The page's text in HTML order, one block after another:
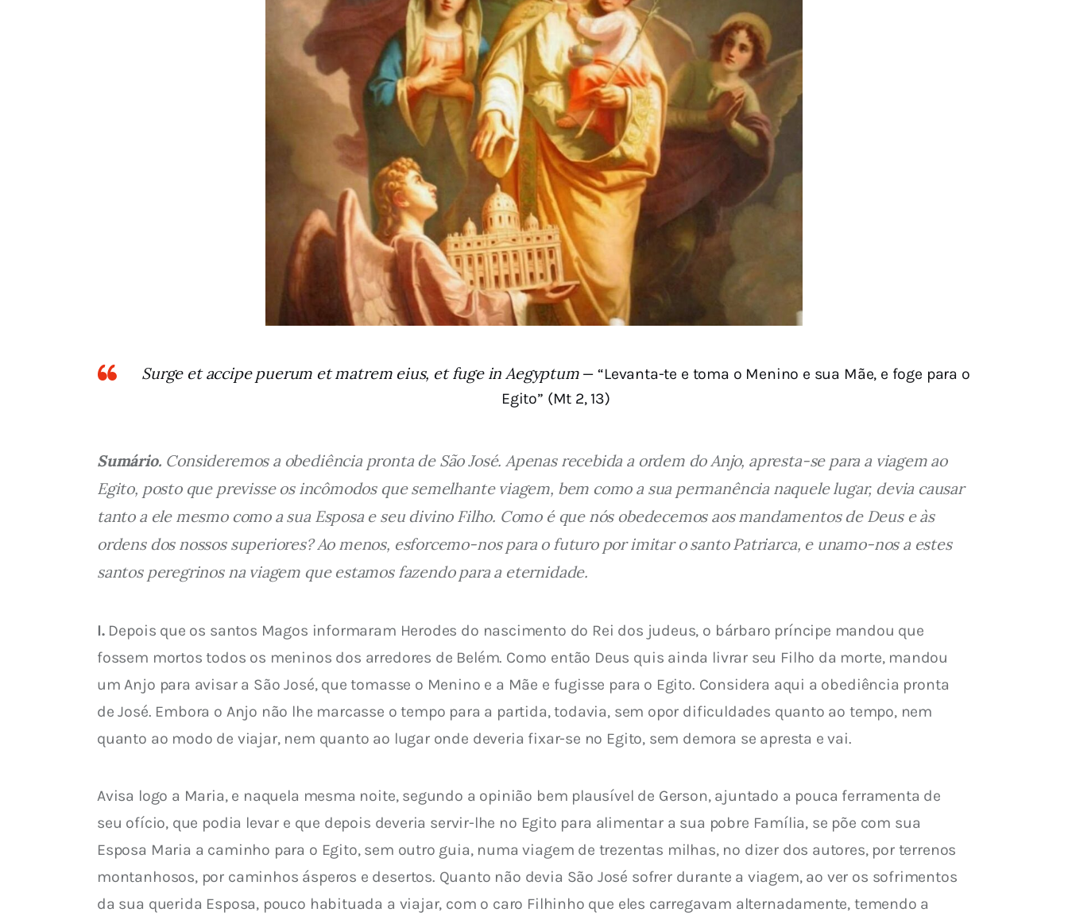
Surge et accipe puerum et matrem eius, et fuge in Aegyptum— “Levanta-te e toma o Menino e sua Mãe, e foge para o
Egito” (Mt 2, 13)
Sumário. Consideremos a obediência pronta de São José. Apenas recebida a ordem do Anjo, apresta-se para a viagem ao
Egito, posto que previsse os incômodos que semelhante viagem, bem como a sua permanência naquele lugar, devia causar
tanto a ele mesmo como a sua Esposa e seu divino Filho. Como é que nós obedecemos aos mandamentos de Deus e às
ordens dos nossos superiores? Ao menos, esforcemo-nos para o futuro por imitar o santo Patriarca, e unamo-nos a estes
santos peregrinos na viagem que estamos fazendo para a eternidade.
I. Depois que os santos Magos informaram Herodes do nascimento do Rei dos judeus, o bárbaro príncipe mandou que
fossem mortos todos os meninos dos arredores de Belém. Como então Deus quis ainda livrar seu Filho da morte, mandou
um Anjo para avisar a São José, que tomasse o Menino e a Mãe e fugisse para o Egito. Considera aqui a obediência pronta
de José. Embora o Anjo não lhe marcasse o tempo para a partida, todavia, sem opor dificuldades quanto ao tempo, nem
quanto ao modo de viajar, nem quanto ao lugar onde deveria fixar-se no Egito, sem demora se apresta e vai.
Avisa logo a Maria, e naquela mesma noite, segundo a opinião bem plausível de Gerson, ajuntado a pouca ferramenta de
seu ofício, que podia levar e que depois deveria servir-lhe no Egito para alimentar a sua pobre Família, se põe com sua
Esposa Maria a caminho para o Egito, sem outro guia, numa viagem de trezentas milhas, no dizer dos autores, por terrenos
montanhosos, por caminhos ásperos e desertos. Quanto não devia São José sofrer durante a viagem, ao ver os sofrimentos
da sua querida Esposa, pouco habituada a viajar, com o caro Filhinho que eles carregavam alternadamente, temendo a